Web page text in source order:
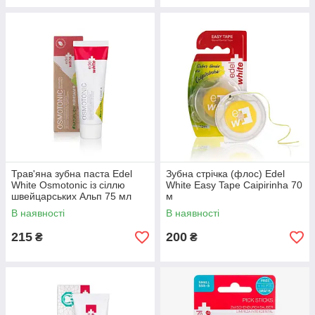
Трав'яна зубна паста Edel
White Osmotonic із сіллю
швейцарських Альп 75 мл
В наявності
215 ₴
Зубна стрічка (флос) Edel
White Easy Tape Сaipirinha 70
м
В наявності
200 ₴